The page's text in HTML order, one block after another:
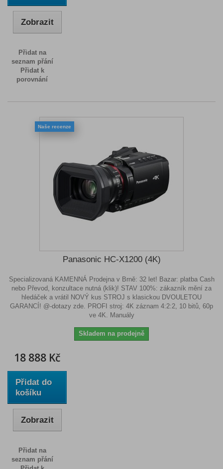
Zobrazit
Přidat na
seznam přání
Přidat k
porovnání
Naše recenze
Panasonic HC-X1200 (4K)
Specializovaná KAMENNÁ Prodejna v Brně: 32 let! Bazar: platba Cash
nebo Převod, konzultace nutná (klik)! STAV 100%: zákazník mění za
hledáček a vrátil NOVÝ kus STROJ s klasickou DVOULETOU
GARANCÍ! @-dotazy zde. PROFI stroj: 4K záznam 4:2:2, 10 bitů, 60p
ve 4K. Manuály
Skladem na prodejně
18 888 Kč
Přidat do
košíku
Zobrazit
Přidat na
seznam přání